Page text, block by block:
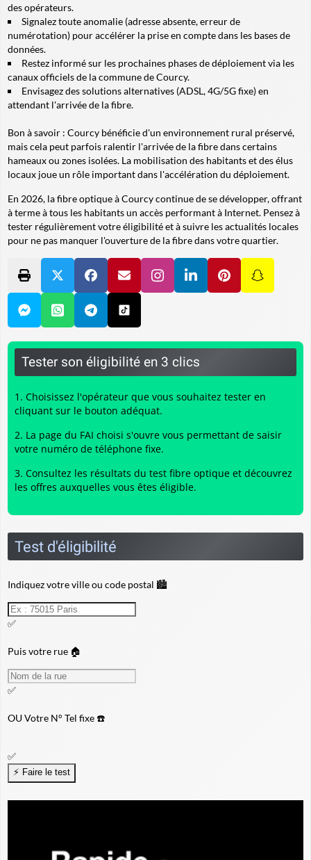
des opérateurs.
Signalez toute anomalie (adresse absente, erreur de
numérotation) pour accélérer la prise en compte dans les bases de
données.
Restez informé sur les prochaines phases de déploiement via les
canaux officiels de la commune de Courcy.
Envisagez des solutions alternatives (ADSL, 4G/5G fixe) en
attendant l'arrivée de la fibre.
Bon à savoir : Courcy bénéficie d'un environnement rural préservé,
mais cela peut parfois ralentir l'arrivée de la fibre dans certains
hameaux ou zones isolées. La mobilisation des habitants et des élus
locaux joue un rôle important dans l'accélération du déploiement.
En 2026, la fibre optique à Courcy continue de se développer, offrant
à terme à tous les habitants un accès performant à Internet. Pensez à
tester régulièrement votre éligibilité et à suivre les actualités locales
pour ne pas manquer l'ouverture de la fibre dans votre quartier.
Tester son éligibilité en 3 clics
Choisissez l'opérateur que vous souhaitez tester en
cliquant sur le bouton adéquat.
La page du FAI choisi s'ouvre vous permettant de saisir
votre numéro de téléphone fixe.
Consultez les résultats du test fibre optique et découvrez
les offres auxquelles vous êtes éligible.
Test d'éligibilité
Indiquez votre ville ou code postal 🏙️
✅
Puis votre rue 🏠
✅
OUVotre N° Tel fixe ☎️
✅